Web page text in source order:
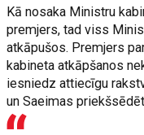
Kā nosaka Ministru
premjers, tad viss
atkāpušos. Premjers
kabineta atkāpšanos
iesniedz attiecīgu
un Saeimas